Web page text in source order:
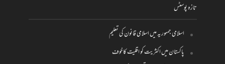
تازہ پوسٹس
اسلامی جمہوریہ میں اسلامی قانون کی تعلیم
پاکستان میں اکثریت کو اقلیت کا خوف